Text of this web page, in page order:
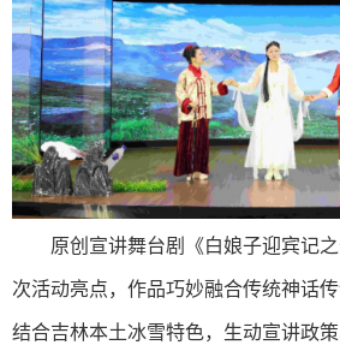
原创宣讲舞台剧《白娘子迎宾记之
次活动亮点，作品巧妙融合传统神话传
结合吉林本土冰雪特色，生动宣讲政